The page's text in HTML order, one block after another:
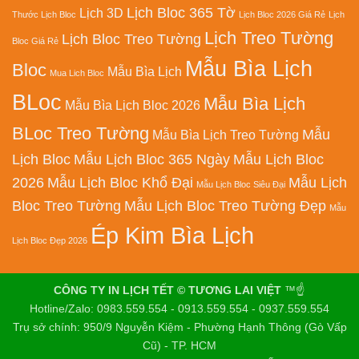
Thước Lịch Bloc Lịch 3D Lịch Bloc 365 Tờ Lịch Bloc 2026 Giá Rẻ Lịch
Bloc Giá Rẻ Lịch Bloc Treo Tường Lịch Treo Tường
Bloc Mua Lich Bloc Mẫu Bìa Lịch Mẫu Bìa Lịch
BLoc Mẫu Bìa Lịch Bloc 2026 Mẫu Bìa Lịch
BLoc Treo Tường Mẫu Bìa Lịch Treo Tường Mẫu
Lịch Bloc Mẫu Lịch Bloc 365 Ngày Mẫu Lịch Bloc
2026 Mẫu Lịch Bloc Khổ Đại Mẫu Lịch Bloc Siêu Đại Mẫu Lịch
Bloc Treo Tường Mẫu Lịch Bloc Treo Tường Đẹp Mẫu
Lịch Bloc Đẹp 2026 Ép Kim Bìa Lịch
CÔNG TY IN LỊCH TẾT © TƯƠNG LAI VIỆT ™☝️
Hotline/Zalo: 0983.559.554 - 0913.559.554 - 0937.559.554
Trụ sở chính: 950/9 Nguyễn Kiệm - Phường Hạnh Thông (Gò Vấp
Cũ) - TP. HCM